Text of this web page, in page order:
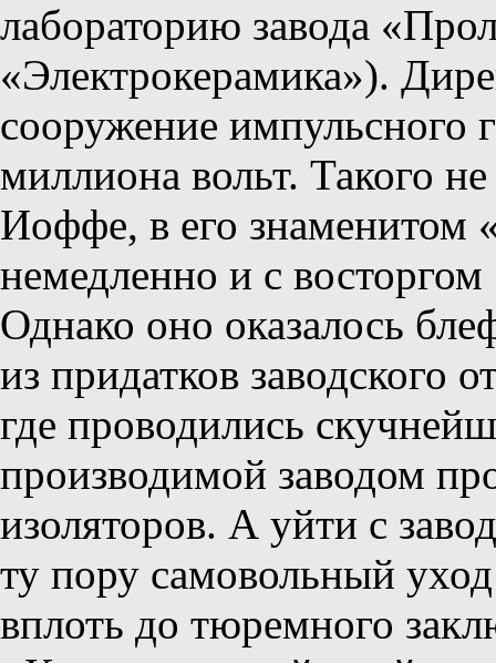
лабораторию завода
«Электрокерамика»).
сооружение импульсного
миллиона вольт. Такого
Иоффе, в его знаменитом
немедленно и с
Однако оно оказалось
из придатков заводского
где проводились
производимой заводом
изоляторов. А уйти с
ту пору самовольный
вплоть до тюремного